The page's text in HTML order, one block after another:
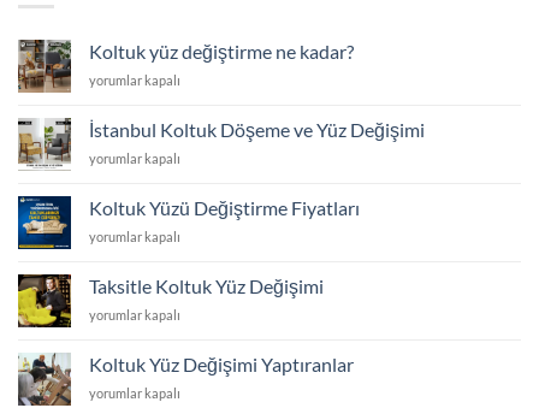
Koltuk yüz değiştirme ne kadar?
Koltuk
değiştirme
ne
kadar?
yorumlar kapalı
İstanbul Koltuk Döşeme ve Yüz Değişimi
İstanbul
ve
Yüz
için
yorumlar kapalı
Koltuk Yüzü Değiştirme Fiyatları
Koltuk
Fiyatları
için
yorumlar kapalı
Taksitle Koltuk Yüz Değişimi
Taksitle
Değişimi
için
yorumlar kapalı
Koltuk Yüz Değişimi Yaptıranlar
Koltuk
yorumlar kapalı